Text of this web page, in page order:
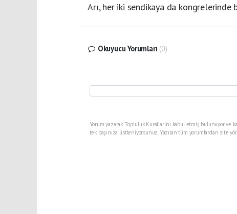
Arı, her iki sendikaya da kongrelerinde
Okuyucu Yorumları (0)
Yorum yazarak Topluluk Kuralları’nı kabul etmiş bulunuyor
tek başınıza üstleniyorsunuz. Yazılan tüm yorumlardan site